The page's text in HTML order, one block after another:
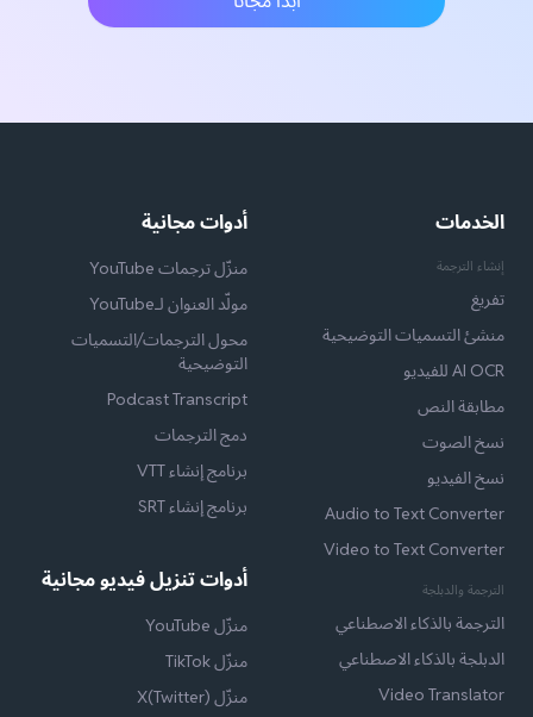
الخدمات
إنشاء الترجمة
تفريغ
منشئ التسميات التوضيحية
AI OCR للفيديو
مطابقة النص
نسخ الصوت
نسخ الفيديو
Audio to Text Converter
Video to Text Converter
الترجمة والدبلجة
الترجمة بالذكاء الاصطناعي
الدبلجة بالذكاء الاصطناعي
Video Translator
أدوات مجانية
منزّل ترجمات YouTube
مولّد العنوان لـYouTube
محول الترجمات/التسميات
التوضيحية
Podcast Transcript
دمج الترجمات
برنامج إنشاء VTT
برنامج إنشاء SRT
أدوات تنزيل فيديو مجانية
منزّل YouTube
منزّل TikTok
منزّل X(Twitter)